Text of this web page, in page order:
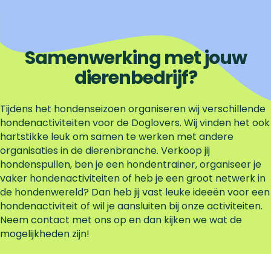
Samenwerking met jouw
dierenbedrijf?
Tijdens het hondenseizoen organiseren wij verschillende
hondenactiviteiten voor de Doglovers. Wij vinden het ook
hartstikke leuk om samen te werken met andere
organisaties in de dierenbranche. Verkoop jij
hondenspullen, ben je een hondentrainer, organiseer je
vaker hondenactiviteiten of heb je een groot netwerk in
de hondenwereld? Dan heb jij vast leuke ideeën voor een
hondenactiviteit of wil je aansluiten bij onze activiteiten.
Neem contact met ons op en dan kijken we wat de
mogelijkheden zijn!